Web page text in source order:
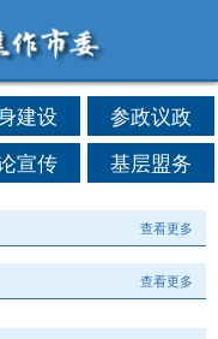
建设
参政议政
宣传 基层盟务
查看更多
查看更多